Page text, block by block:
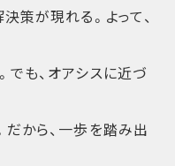
策が現れる。よって、
も、オアシスに近づ
から、一歩を踏み出